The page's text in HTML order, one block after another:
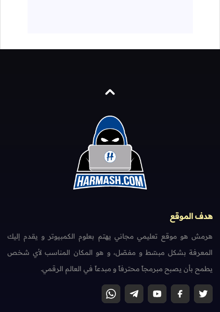
هدف الموقع
هرمش هو موقع تعليمي مجاني يهتم بعلوم الكمبيوتر و يقدم إليك
المعرفة بشكل مبسّط و مفصّل، و هو المكان المناسب لأي شخص
يطمح بأن يصبح مبرمجاً محترفاً و مبدعاً في العالم الرقمي.